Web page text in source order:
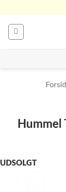
indhold
Hummel
UDSOLGT